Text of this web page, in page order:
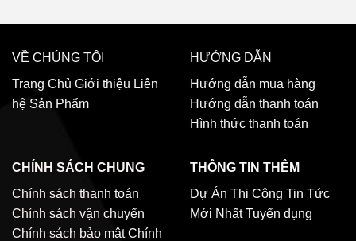
VỀ CHÚNG TÔI
Trang Chủ Giới thiệu Liên
hệ Sản Phẩm
HƯỚNG DẪN
Hướng dẫn mua hàng
Hướng dẫn thanh toán
Hình thức thanh toán
CHÍNH SÁCH CHUNG
Chính sách thanh toán
Chính sách vận chuyển
Chính sách bảo mật Chính
THÔNG TIN THÊM
Dự Án Thi Công Tin Tức
Mới Nhất Tuyển dụng